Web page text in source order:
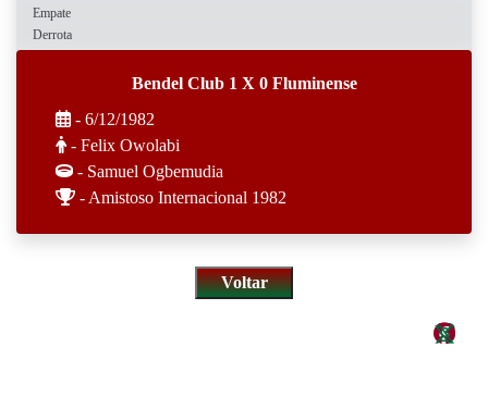
Empate
Derrota
Bendel Club 1 X 0 Fluminense
- 6/12/1982
- Felix Owolabi
- Samuel Ogbemudia
- Amistoso Internacional 1982